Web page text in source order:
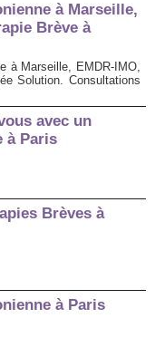
à Marseille,
Brève à
à Marseille, EMDR-IMO,
Solution. Consultations
avec un
à Paris
Brèves à
à Paris